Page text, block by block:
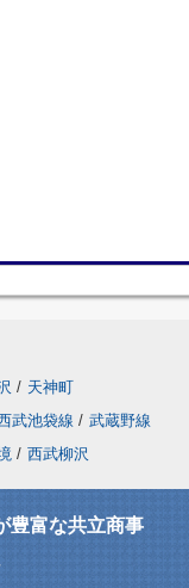
/ 天神町
武池袋線 / 武蔵野線
/ 西武柳沢
豊富な共立商事